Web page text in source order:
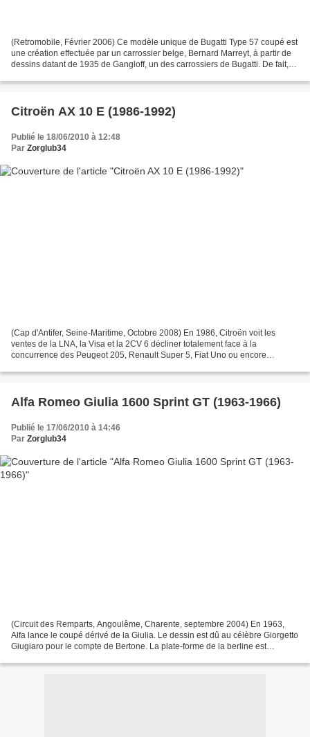
(Retromobile, Février 2006) Ce modèle unique de Bugatti Type 57 coupé est
une création effectuée par un carrossier belge, Bernard Marreyt, à partir de
dessins datant de 1935 de Gangloff, un des carrossiers de Bugatti. De fait,
Citroën AX 10 E (1986-1992)
Publié le 18/06/2010 à 12:48
Par Zorglub34
(Cap d'Antifer, Seine-Maritime, Octobre 2008) En 1986, Citroën voit les
ventes de la LNA, la Visa et la 2CV 6 décliner totalement face à la
concurrence des Peugeot 205, Renault Super 5, Fiat Uno ou encore
Alfa Romeo Giulia 1600 Sprint GT (1963-1966)
Publié le 17/06/2010 à 14:46
Par Zorglub34
(Circuit des Remparts, Angoulême, Charente, septembre 2004) En 1963,
Alfa lance le coupé dérivé de la Giulia. Le dessin est dû au célèbre Giorgetto
Giugiaro pour le compte de Bertone. La plate-forme de la berline est